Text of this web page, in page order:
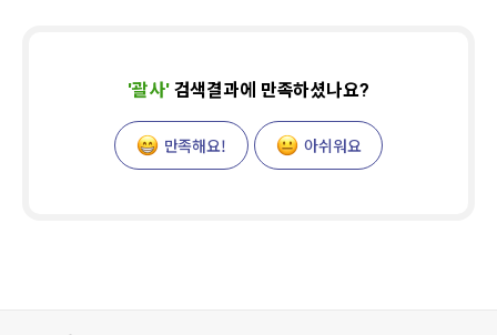
'괄사'검색결과에 만족하셨나요?
만족해요! 아쉬워요